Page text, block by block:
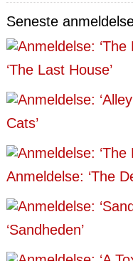
Seneste
‘The Last House’
Cats’
Anmeldelse: ‘The
‘Sandheden’